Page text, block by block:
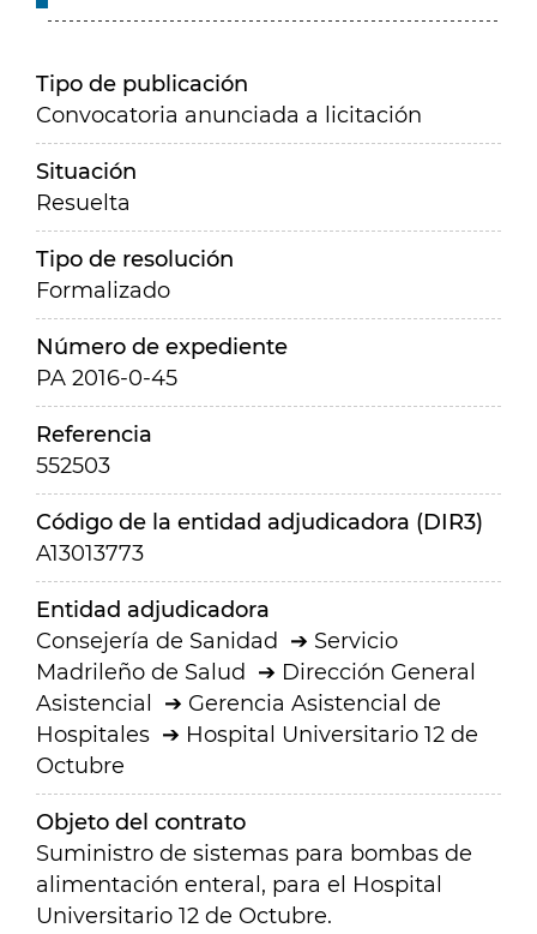
Tipo de publicación
Convocatoria anunciada a licitación
Situación
Resuelta
Tipo de resolución
Formalizado
Número de expediente
PA 2016-0-45
Referencia
552503
Código de la entidad adjudicadora (DIR3)
A13013773
Entidad adjudicadora
Consejería de Sanidad
Servicio
Madrileño de Salud
Dirección General
Asistencial
Gerencia Asistencial de
Hospitales
Hospital Universitario 12 de
Octubre
Objeto del contrato
Suministro de sistemas para bombas de
alimentación enteral, para el Hospital
Universitario 12 de Octubre.